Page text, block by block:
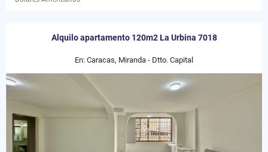
Alquilo apartamento 120m2 La Urbina 7018
En: Caracas, Miranda - Dtto. Capital